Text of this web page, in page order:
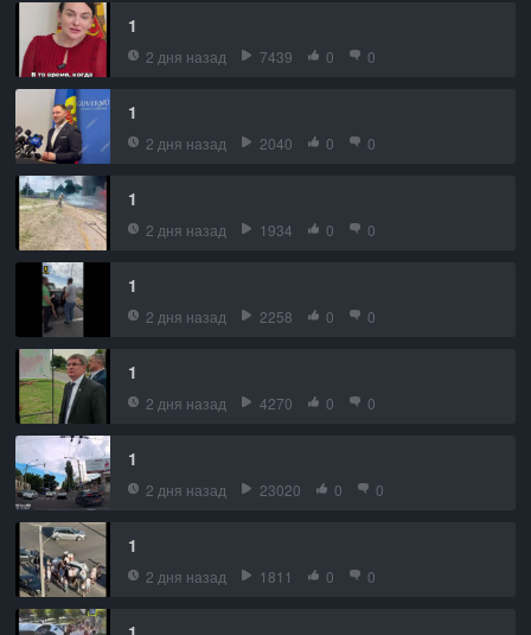
1
2 дня назад 7439 0 0
1
2 дня назад 2040 0 0
1
2 дня назад 1934 0 0
1
2 дня назад 2258 0 0
1
2 дня назад 4270 0 0
1
2 дня назад 23020 0 0
1
2 дня назад 1811 0 0